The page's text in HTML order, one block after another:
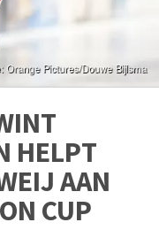
HELPT
AAN
CUP